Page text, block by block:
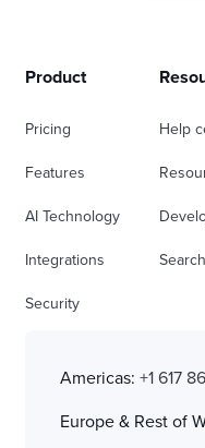
Product
Pricing
Features
AI Technology
Integrations
Security
Help
Americas: +1 617
Europe & Rest of